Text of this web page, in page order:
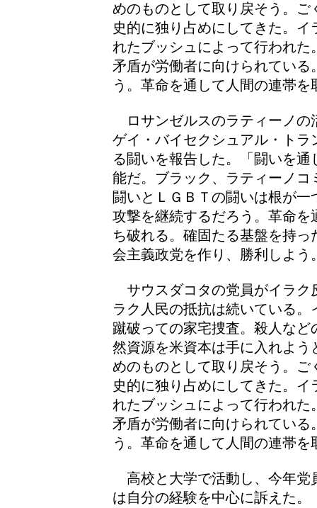
めのものとして取り戻そう。
史的に独り占めにしてきた。
れたブッシュによって行われ
矛盾が労働者に向けられてい
う。革命を通して人間の連帯
ロサンゼルスのラティーノの
ゲイ・バイセクシュアル・ト
る闘いを報告した。「闘いを
能だ。ブラック、ラティーノ
闘いとＬＧＢＴの闘いは根が
攻撃を継続するだろう。革命
ち破れる。確固たる基盤を持
会主義政党を作り、勝利しよう
サウスダコタの党員がイラク
ラク人民の抵抗は続いている
蹴破っての家宅捜査。殺人な
然資源を米資本は手に入れよ
めのものとして取り戻そう。
史的に独り占めにしてきた。
れたブッシュによって行われ
矛盾が労働者に向けられてい
う。革命を通して人間の連帯
高校と大学で活動し、今年党
は自分の経験を中心に訴えた